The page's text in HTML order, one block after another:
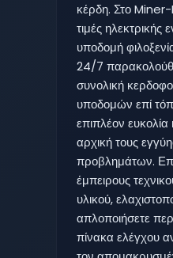
κέρδη. Στο
τιμές
υποδομή
24/7
συνολική
υποδομών επί
επιπλέον
αρχική τους
προβλημάτων.
έμπειρους
υλικού,
απλοποιήσετε
πίνακα ελέγχου